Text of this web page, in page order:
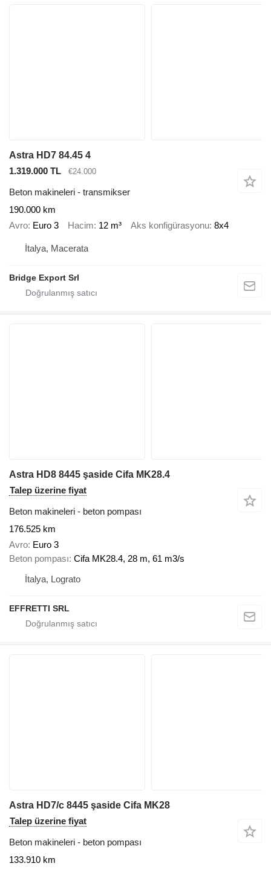
Astra HD7 84.45 4
1.319.000 TL
€24.000
Beton makineleri - transmikser
190.000 km
Avro Euro 3 Hacim 12 m³ Aks konfigürasyonu 8x4
İtalya, Macerata
Bridge Export Srl
Astra HD8 8445 şaside Cifa MK28.4
Talep üzerine fiyat
Beton makineleri - beton pompası
176.525 km
Avro Euro 3
Beton pompası Cifa MK28.4, 28 m, 61 m3/s
İtalya, Lograto
EFFRETTI SRL
Astra HD7/c 8445 şaside Cifa MK28
Talep üzerine fiyat
Beton makineleri - beton pompası
133.910 km